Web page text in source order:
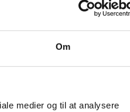
Om
medier og til at analysere
venligst igen